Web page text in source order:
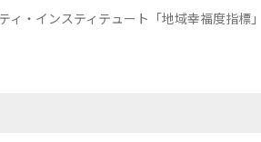
・インスティテュート「地域幸福度指標」